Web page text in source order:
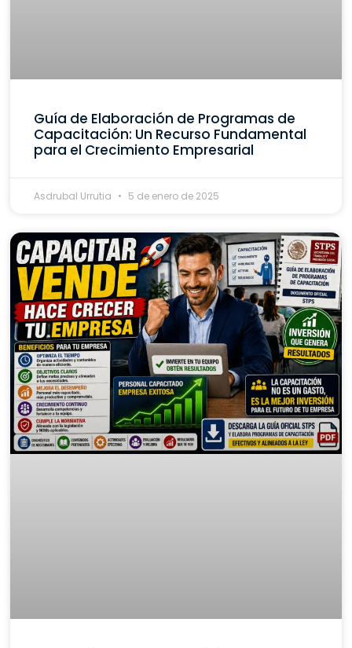
Guía de Elaboración de Programas de
Capacitación: Un Recurso Fundamental
para el Crecimiento Empresarial
Asdrubal Urrutia 5 de enero de 2025